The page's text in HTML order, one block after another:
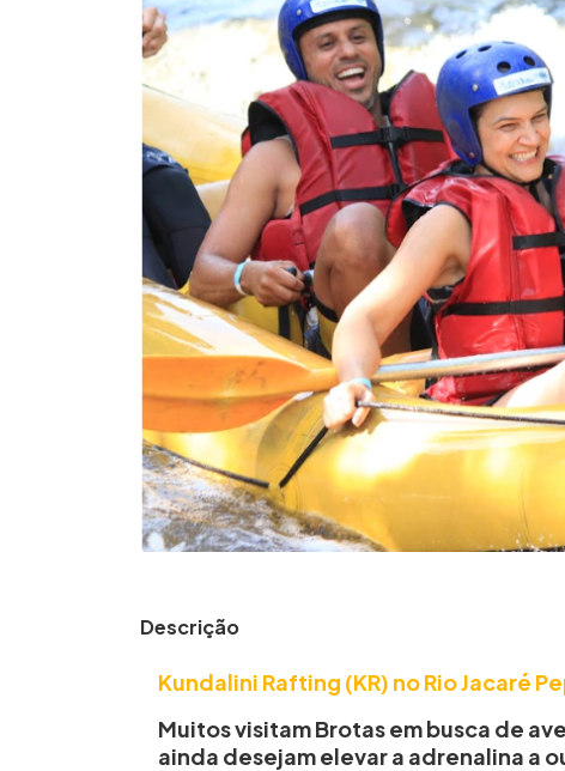
Descrição
Kundalini Rafting (KR) no Rio Jacaré
Muitos visitam Brotas em busca de
ainda desejam elevar a adrenalina a